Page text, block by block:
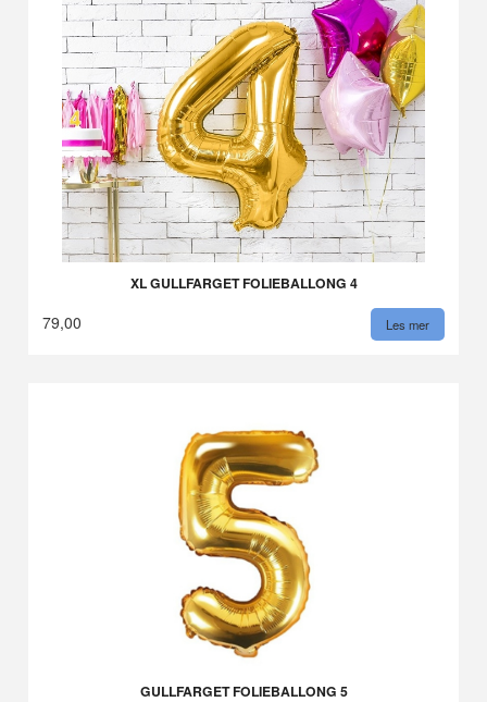
XL GULLFARGET FOLIEBALLONG 4
79,00 Les mer
GULLFARGET FOLIEBALLONG 5